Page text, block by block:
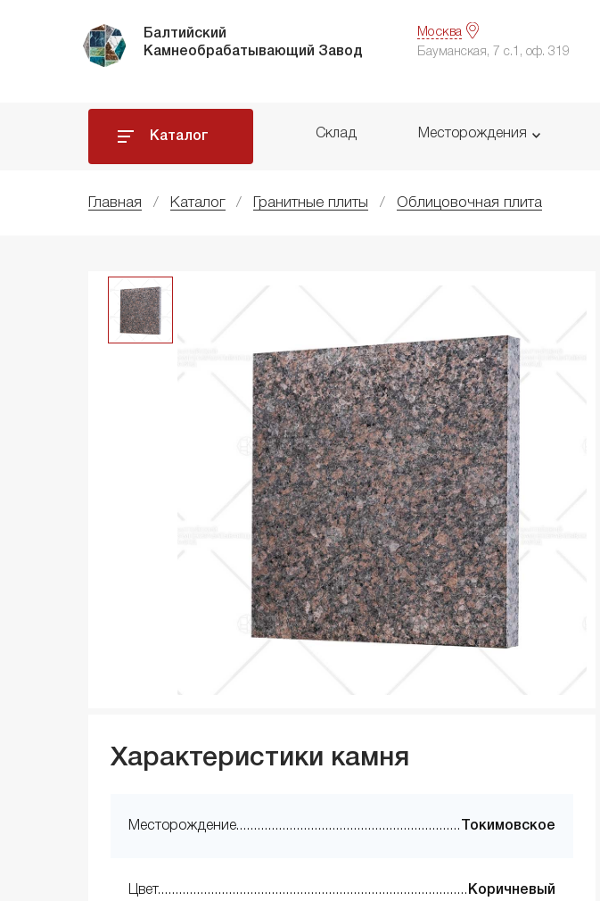
Балтийский
Камнеобрабатывающий Завод
Москва
Бауманская, 7 с.1, оф. 319
Каталог Склад Месторождения
Главная Каталог Гранитные плиты Облицовочная плита
Характеристики камня
Месторождение Токимовское
Цвет Коричневый